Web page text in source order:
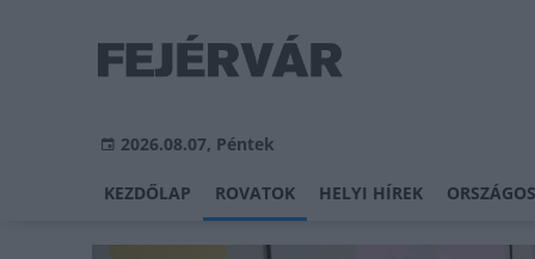
2026.08.07, Péntek
KEZDŐLAP ROVATOK HELYI HÍREK